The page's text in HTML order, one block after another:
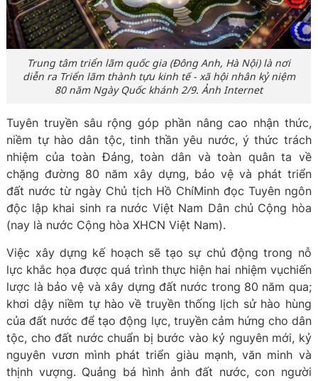
Trung tâm triển lãm quốc gia (Đông Anh, Hà Nội) là nơi
diễn ra Triển lãm thành tựu kinh tế - xã hội nhân kỷ niệm
80 năm Ngày Quốc khánh 2/9. Ảnh Internet
Tuyên truyền sâu rộng góp phần nâng cao nhận thức,
niềm tự hào dân tộc, tinh thần yêu nước, ý thức trách
nhiệm của toàn Đảng, toàn dân và toàn quân ta về
chặng đường 80 năm xây dựng, bảo vệ và phát triển
đất nước từ ngày Chủ tịch Hồ ChíMinh đọc Tuyên ngôn
độc lập khai sinh ra nước Việt Nam Dân chủ Cộng hòa
(nay là nước Cộng hòa XHCN Việt Nam).
Việc xây dựng kế hoạch sẽ tạo sự chủ động trong nỗ
lực khắc họa được quá trình thực hiện hai nhiệm vụchiến
lược là bảo vệ và xây dựng đất nước trong 80 năm qua;
khơi dậy niềm tự hào về truyền thống lịch sử hào hùng
của đất nước để tạo động lực, truyền cảm hứng cho dân
tộc, cho đất nước chuẩn bị bước vào kỷ nguyên mới, kỷ
nguyên vươn mình phát triển giàu mạnh, văn minh và
thịnh vượng. Quảng bá hình ảnh đất nước, con người